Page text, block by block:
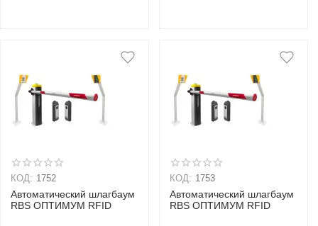
КОД: 1752
Автоматический шлагбаум
RBS ОПТИМУМ RFID
КОД: 1753
Автоматический шлагбаум
RBS ОПТИМУМ RFID